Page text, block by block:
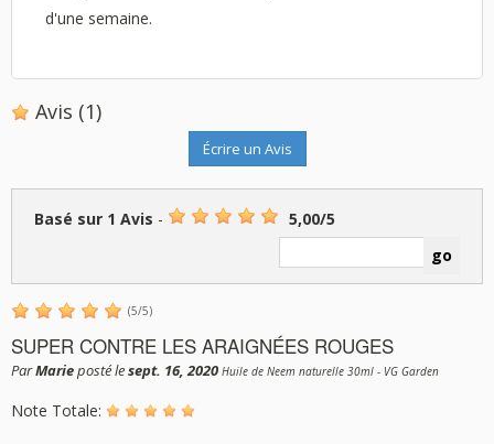
d'une semaine.
Avis (1)
Écrire un Avis
Basé sur 1 Avis - 5,00/5
(5/5)
SUPER CONTRE LES ARAIGNÉES ROUGES
ParMarieposté lesept. 16, 2020 Huile de Neem naturelle 30ml - VG Garden
Note Totale: